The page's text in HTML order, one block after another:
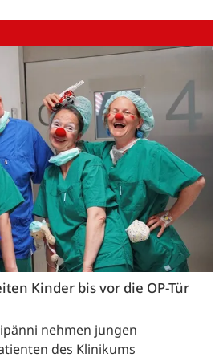
Kinder bis vor die OP-Tür
nehmen jungen
des Klinikums